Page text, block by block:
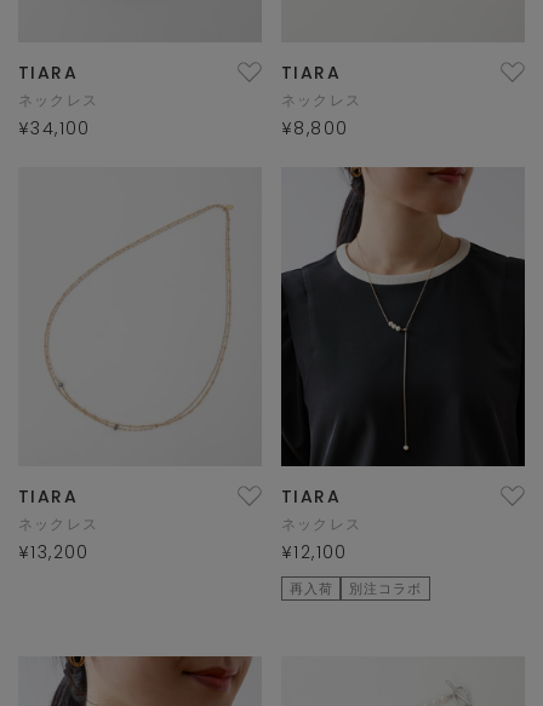
TIARA
ネックレス
¥34,100
TIARA
ネックレス
¥8,800
TIARA
ネックレス
¥13,200
TIARA
ネックレス
¥12,100
再入荷 別注コラボ